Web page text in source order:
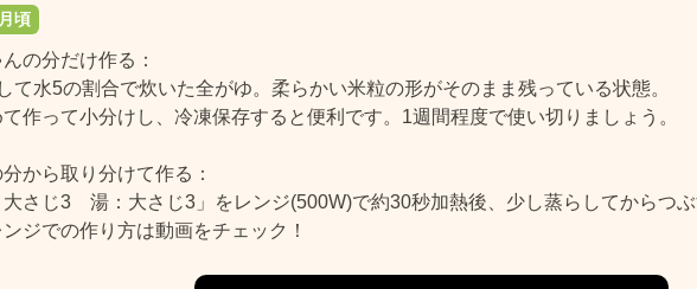
頃
んの分だけ作る：
て水5の割合で炊いた全がゆ。柔らかい米粒の形がそのまま残っている状態。
作って小分けし、冷凍保存すると便利です。1週間程度で使い切りましょう。
分から取り分けて作る：
大さじ3 湯：大さじ3」をレンジ(500W)で約30秒加熱後、少し蒸らしてからつ
ジでの作り方は動画をチェック！